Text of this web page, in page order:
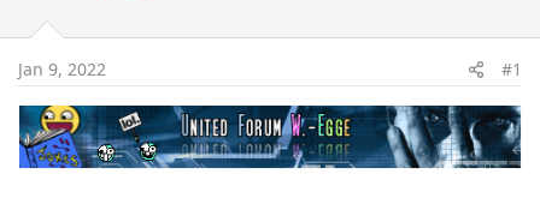
s
a
r
t
e
a
e
Jan 9, 2022 #1